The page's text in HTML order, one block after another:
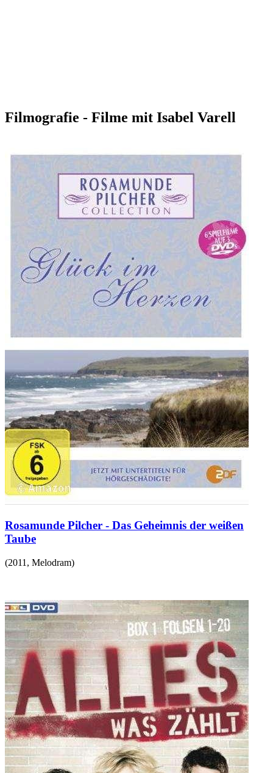
Filmografie - Filme mit Isabel Varell
Rosamunde Pilcher - Das Geheimnis der weißen
Taube
(2011 , Melodram)